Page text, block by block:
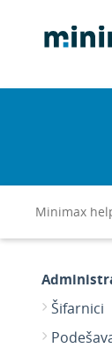
Minimax
Šifarnici